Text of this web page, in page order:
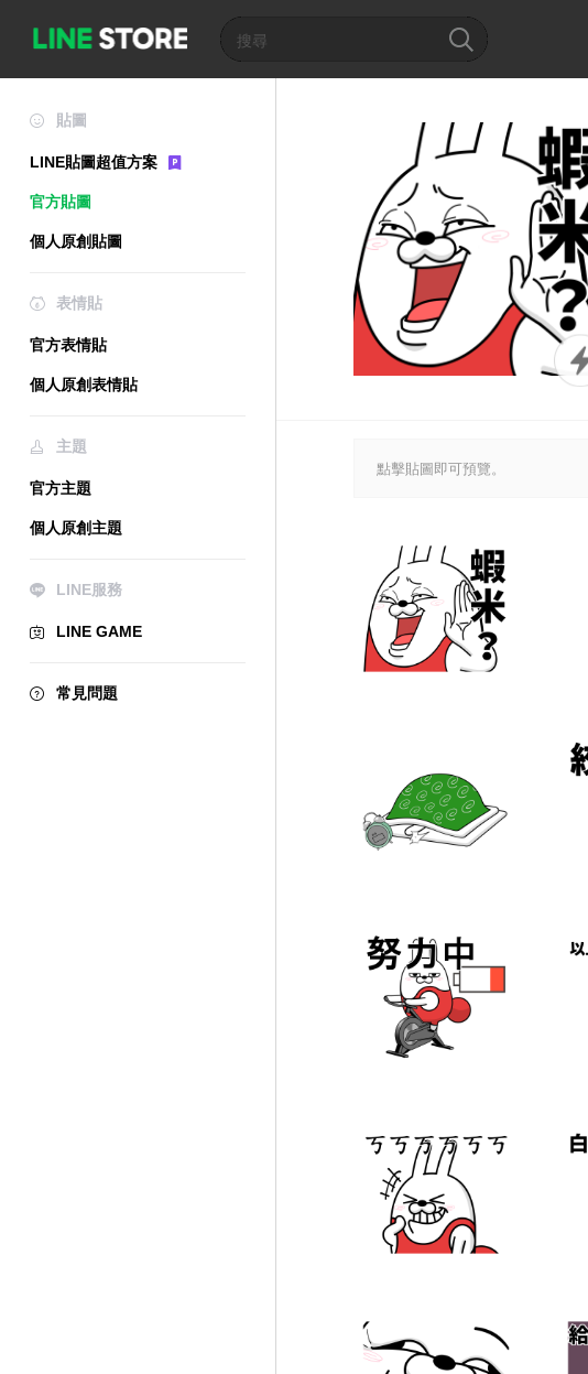
貼圖
LINE貼圖超值方案
官方貼圖
個人原創貼圖
表情貼
官方表情貼
個人原創表情貼
主題
官方主題
個人原創主題
LINE服務
LINE GAME
常見問題
點擊貼圖即可預覽。